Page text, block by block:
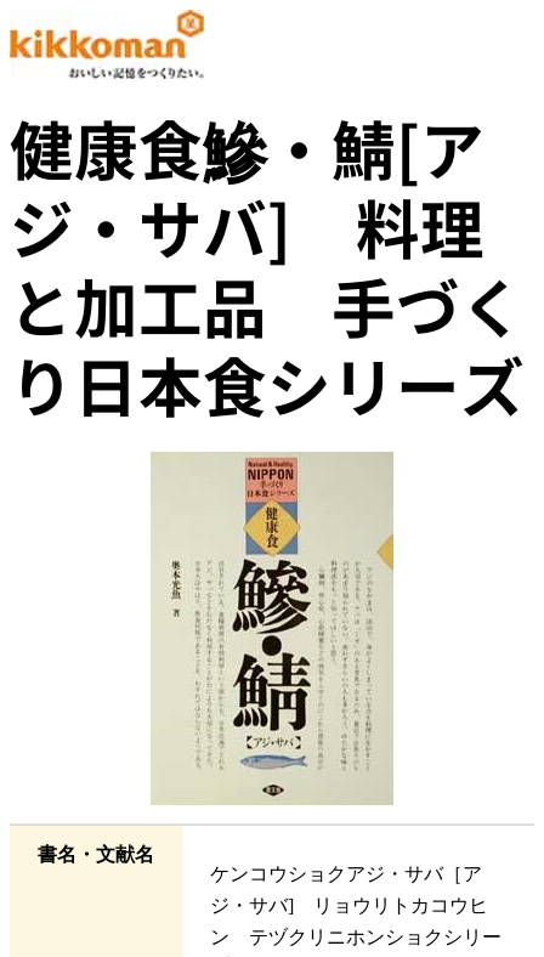
健康食鰺・鯖[ア
ジ・サバ] 料理
と加工品 手づく
り日本食シリーズ
書名・文献名
ケンコウショクアジ・サバ［ア
ジ・サバ] リョウリトカコウヒ
ン テヅクリニホンショクシリー